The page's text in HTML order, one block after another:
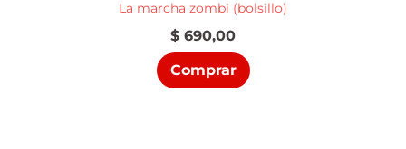
La marcha zombi (bolsillo)
$ 690,00
Comprar